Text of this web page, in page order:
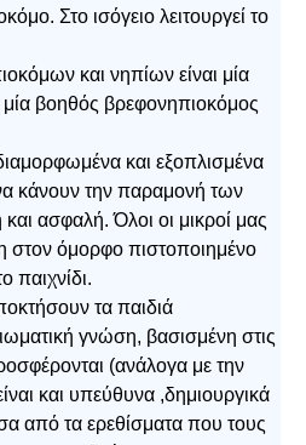
Στο ισόγειο λειτουργεί το
και νηπίων είναι μία
βοηθός βρεφονηπιοκόμος
και εξοπλισμένα
κάνουν την παραμονή των
ασφαλή. Όλοι οι μικροί μας
στον όμορφο πιστοποιημένο
παιχνίδι.
τα παιδιά
γνώση, βασισμένη στις
(ανάλογα με την
και υπεύθυνα ,δημιουργικά
από τα ερεθίσματα που τους